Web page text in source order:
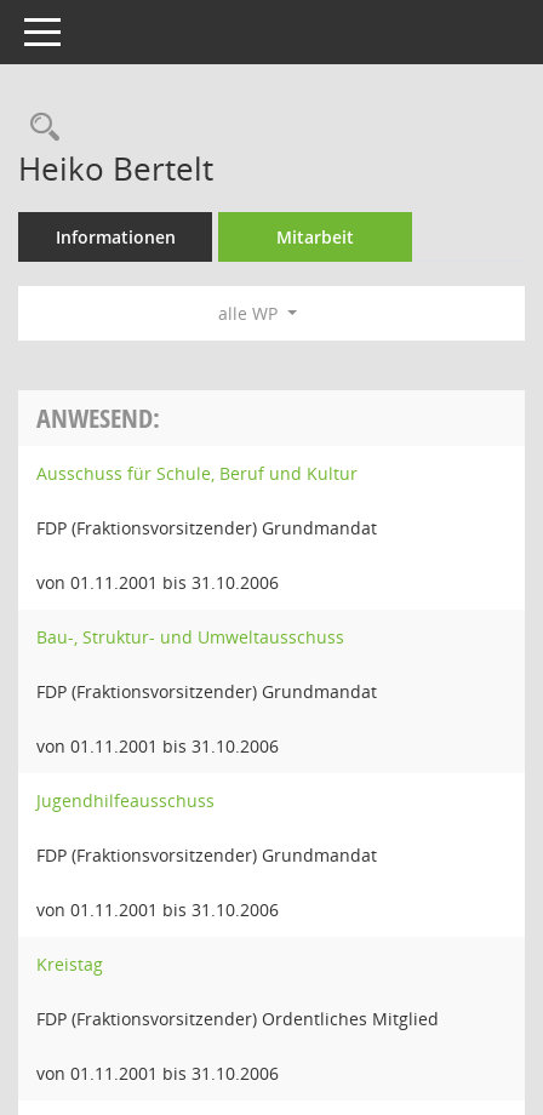
Toggle navigation
Rechercheauswahl
Heiko Bertelt
Informationen Mitarbeit
alle WP
ANWESEND:
Ausschuss für Schule, Beruf und Kultur
FDP (Fraktionsvorsitzender) Grundmandat
von 01.11.2001 bis 31.10.2006
Bau-, Struktur- und Umweltausschuss
FDP (Fraktionsvorsitzender) Grundmandat
von 01.11.2001 bis 31.10.2006
Jugendhilfeausschuss
FDP (Fraktionsvorsitzender) Grundmandat
von 01.11.2001 bis 31.10.2006
Kreistag
FDP (Fraktionsvorsitzender) Ordentliches Mitglied
von 01.11.2001 bis 31.10.2006